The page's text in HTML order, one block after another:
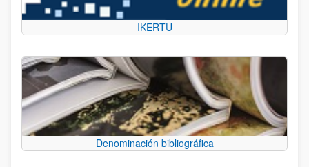
IKERTU
Denominación bibliográfica